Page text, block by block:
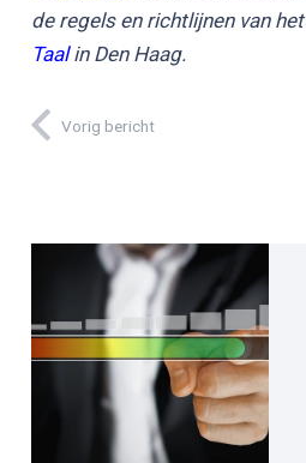
de regels en richtlijnen van het
Taalin Den Haag.
Vorig bericht